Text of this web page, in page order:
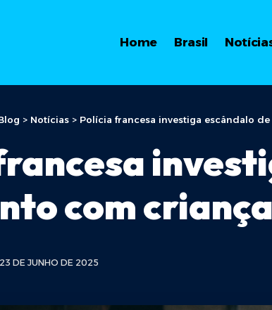
Home Brasil
> Notícias > Polícia francesa investiga escândalo
com
23 DE JUNHO DE 2025